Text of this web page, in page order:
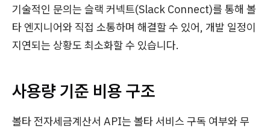
기술적인 문의는 슬랙 커넥트(Slack Connect)를 통해 볼
타 엔지니어와 직접 소통하며 해결할 수 있어, 개발 일정이
지연되는 상황도 최소화할 수 있습니다.
사용량 기준 비용 구조
볼타 전자세금계산서 API는 볼타 서비스 구독 여부와 무